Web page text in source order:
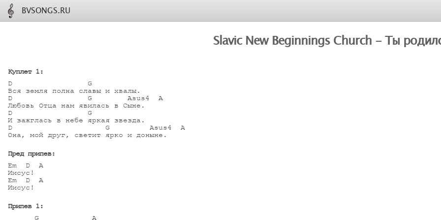
BVSONGS.RU
Slavic New Beginnings Church - Ты
Куплет 1:
D                 G
Вся земля полна славы и хвалы.
D                 G        Asus4  A
Любовь Отца нам явилась в Сыне.
D                 G
И зажглась в небе яркая звезда.
D                     G         Asus4  A
Она, мой друг, светит ярко и доныне.
Пред припев:
Em  D  A
Иисус!
Em  D  A
Иисус!
Припев 1:
      G            A